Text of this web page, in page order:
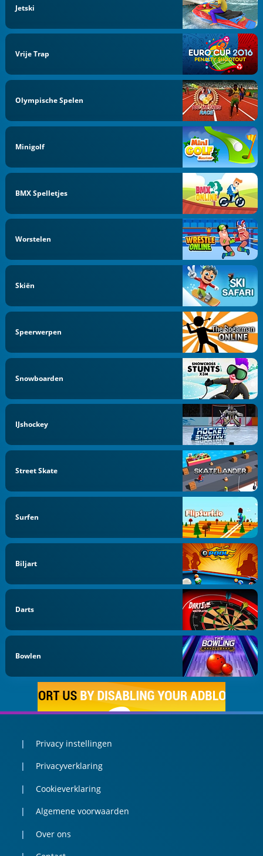
Jetski
Vrije Trap
Olympische Spelen
Minigolf
BMX Spelletjes
Worstelen
Skiën
Speerwerpen
Snowboarden
IJshockey
Street Skate
Surfen
Biljart
Darts
Bowlen
Privacy instellingen
Privacyverklaring
Cookieverklaring
Algemene voorwaarden
Over ons